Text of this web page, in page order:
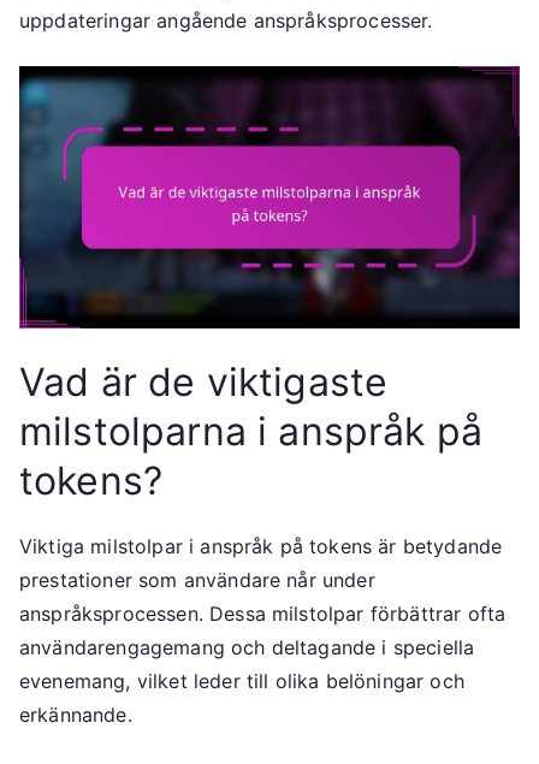
uppdateringar angående anspråksprocesser.
Vad är de viktigaste
milstolparna i anspråk på
tokens?
Viktiga milstolpar i anspråk på tokens är betydande
prestationer som användare når under
anspråksprocessen. Dessa milstolpar förbättrar ofta
användarengagemang och deltagande i speciella
evenemang, vilket leder till olika belöningar och
erkännande.